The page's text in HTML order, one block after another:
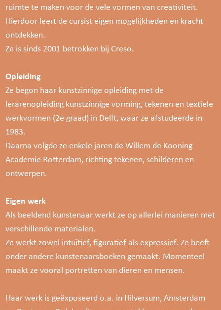
ruimte te maken voor de vele vormen van creativiteit.
Hierdoor leert de cursist eigen mogelijkheden en kracht
ontdekken.
Ze is sinds 2001 betrokken bij Creso.
Opleiding
Ze begon haar kunstzinnige opleiding met de
lerarenopleiding kunstzinnige vorming, tekenen en textiele
werkvormen (2e graad) in Delft, waar ze afstudeerde in
1983.
Daarna volgde ze enkele jaren de Willem de Kooning
Academie Rotterdam, richting tekenen, schilderen en
ontwerpen.
Eigen werk
Als beeldend kunstenaar werkt ze op allerlei manieren met
verschillende materialen.
Ze werkt zowel intuïtief, figuratief als expressief. Ze heeft
onder andere kunstenaarsboeken gemaakt. Momenteel
maakt ze vooral portretten van dieren en mensen.
Haar werk is geëxposeerd o.a. in Hilversum, Amsterdam